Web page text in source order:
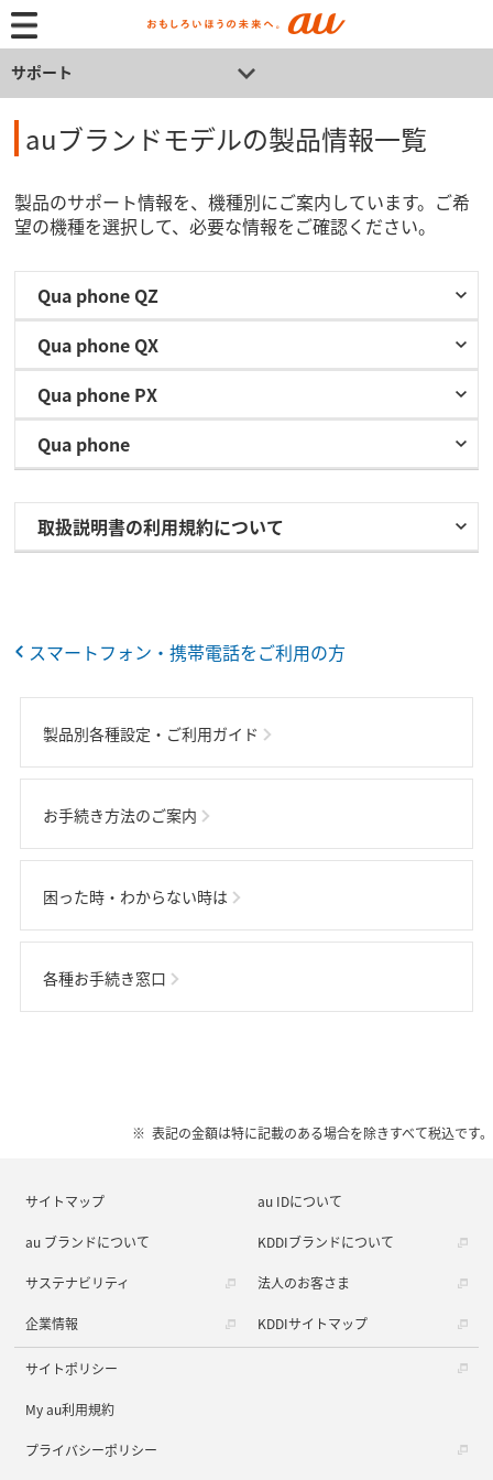
サポート
auブランドモデルの製品情報一覧
製品のサポート情報を、機種別にご案内しています。ご希
望の機種を選択して、必要な情報をご確認ください。
Qua phone QZ
Qua phone QX
Qua phone PX
Qua phone
取扱説明書の利用規約について
スマートフォン・携帯電話をご利用の方
製品別各種設定・ご利用ガイド
お手続き方法のご案内
困った時・わからない時は
各種お手続き窓口
表記の金額は特に記載のある場合を除きすべて税込です。
サイトマップ au IDについて
au ブランドについて KDDIブランドについて
サステナビリティ 法人のお客さま
企業情報 KDDIサイトマップ
サイトポリシー
My au利用規約
プライバシーポリシー